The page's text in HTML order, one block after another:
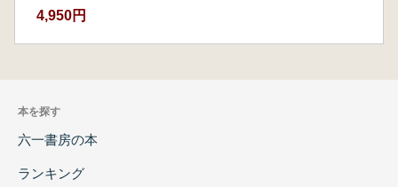
4,950円
本を探す
六一書房の本
ランキング